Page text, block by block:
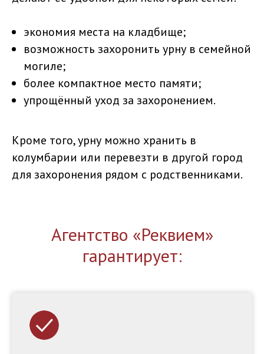
экономия места на кладбище;
возможность захоронить урну в семейной
могиле;
более компактное место памяти;
упрощённый уход за захоронением.
Кроме того, урну можно хранить в
колумбарии или перевезти в другой город
для захоронения рядом с родственниками.
Агентство «Реквием»
гарантирует: